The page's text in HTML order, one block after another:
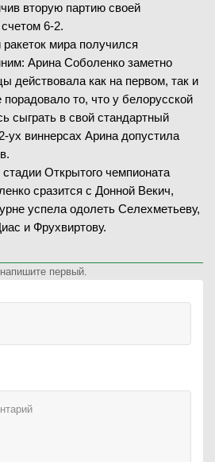
вторую партию своей
6-2.
мира получился
Арина Соболенко заметно
действовала как на первом, так и
то, что у белорусской
сыграть в свой стандартный
ух виннерсах Арина допустила
Открытого чемпионата
сразится с Донной Векич,
успела одолеть Селехметьеву,
и Фрухвиртову.
первый.